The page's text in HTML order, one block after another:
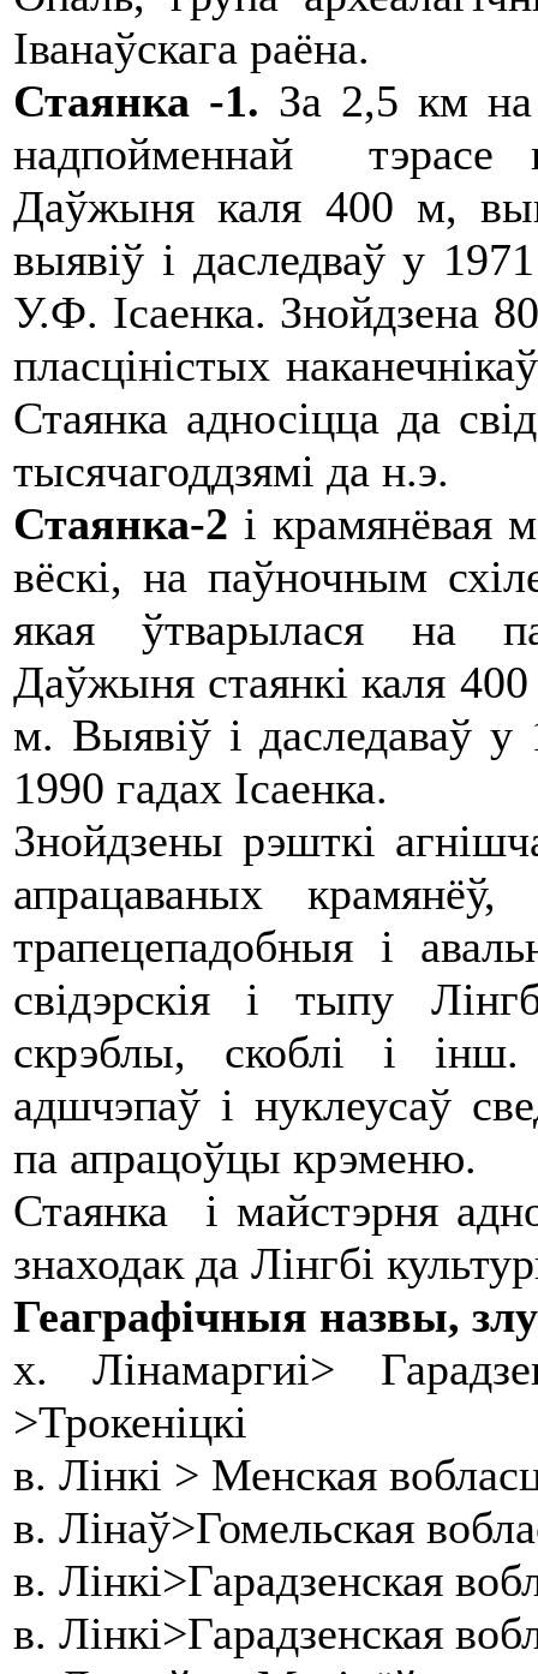
Іванаўскага раёна.
Стаянка -1. За 2,5 км на
надпойменнай тэрасе
Даўжыня каля 400 м,
выявіў і даследваў у
У.Ф. Ісаенка. Знойдзена
пласціністых
Стаянка адносіцца да
тысячагоддзямі да н.э.
Стаянка-2 і крамянёвая
вёскі, на паўночным
якая ўтварылася на
Даўжыня стаянкі каля
м. Выявіў і даследаваў у
1990 гадах Ісаенка.
Знойдзены рэшткі
апрацаваных
трапецепадобныя і
свідэрскія і тыпу
скрэблы, скоблі і
адшчэпаў і нуклеусаў
па апрацоўцы крэменю.
Стаянка і майстэрня
знаходак да Лінгбі
Геаграфічныя назвы,
х. Лінамаргиі>
>Трокеніцкі
в. Лінкі > Менская
в. Лінаў>Гомельская
в. Лінкі>Гарадзенская
в. Лінкі>Гарадзенская